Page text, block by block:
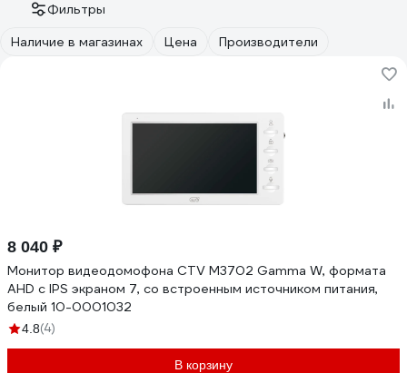
Фильтры
Наличие в магазинах
Цена Производители
8 040 ₽
Монитор видеодомофона CTV M3702 Gamma W, формата
AHD с IPS экраном 7, со встроенным источником питания,
белый 10-0001032
4.8(4)
В корзину